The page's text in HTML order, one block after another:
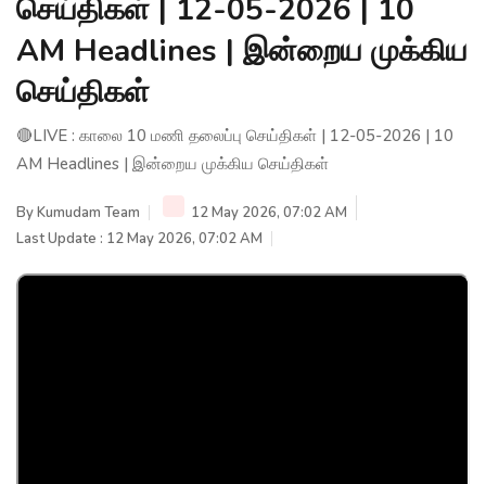
செய்திகள் | 12-05-2026 | 10
AM Headlines | இன்றைய முக்கிய
செய்திகள்
🔴LIVE : காலை 10 மணி தலைப்பு செய்திகள் | 12-05-2026 | 10
AM Headlines | இன்றைய முக்கிய செய்திகள்
ByKumudam Team
12 May 2026, 07:02 AM
Last Update : 12 May 2026, 07:02 AM